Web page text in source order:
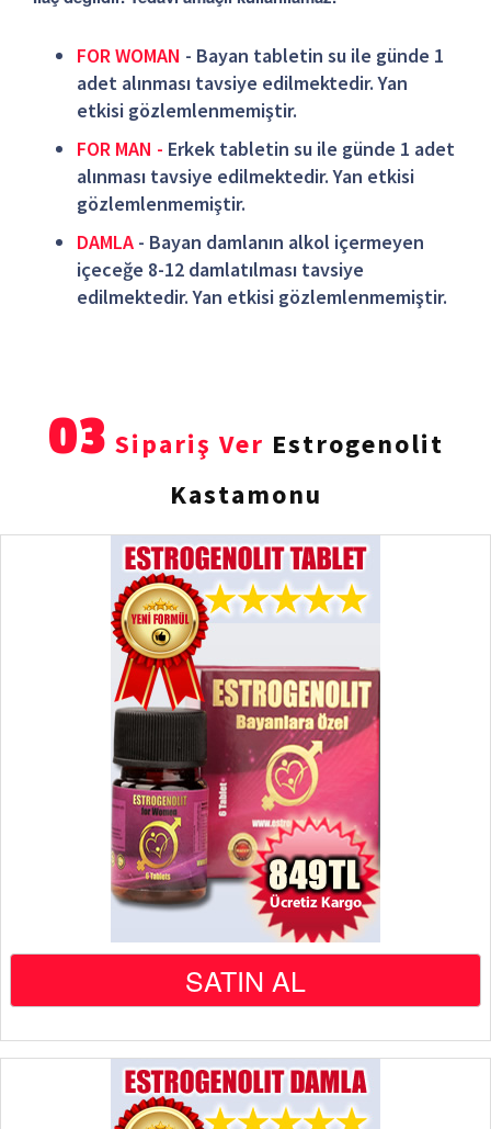
FOR WOMAN - Bayan tabletin su ile günde 1
adet alınması tavsiye edilmektedir. Yan
etkisi gözlemlenmemiştir.
FOR MAN - Erkek tabletin su ile günde 1 adet
alınması tavsiye edilmektedir. Yan etkisi
gözlemlenmemiştir.
DAMLA - Bayan damlanın alkol içermeyen
içeceğe 8-12 damlatılması tavsiye
edilmektedir. Yan etkisi gözlemlenmemiştir.
03 Sipariş Ver Estrogenolit
Kastamonu
SATIN AL